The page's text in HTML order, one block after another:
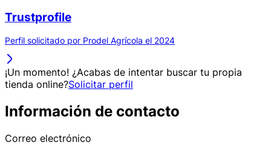
Trustprofile
Perfil solicitado por Prodel Agrícola el 2024
¡Un momento! ¿Acabas de intentar buscar tu propia
tienda online?Solicitar perfil
Información de contacto
Correo electrónico